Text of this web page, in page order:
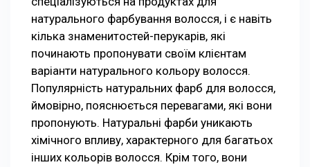
натурального фарбування волосся, і є навіть
кілька знаменитостей-перукарів, які
починають пропонувати своїм клієнтам
варіанти натурального кольору волосся.
Популярність натуральних фарб для волосся,
ймовірно, пояснюється перевагами, які вони
пропонують. Натуральні фарби уникають
хімічного впливу, характерного для багатьох
інших кольорів волосся. Крім того, вони